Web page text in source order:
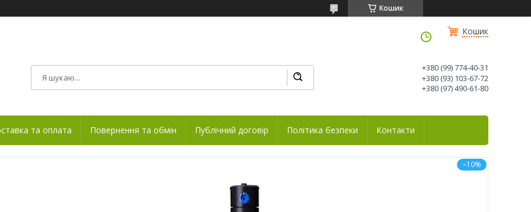
Кошик
Кошик
+380 (99) 774-40-31
+380 (93) 103-67-72
+380 (97) 490-61-80
та оплата Повернення та обмін Публічний договір Політика безпеки Контакти
–10%